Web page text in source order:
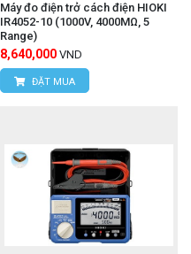
Máy đo điện trở cách điện HIOKI
IR4052-10 (1000V, 4000MΩ, 5
Range)
8,640,000 VND
ĐẶT MUA